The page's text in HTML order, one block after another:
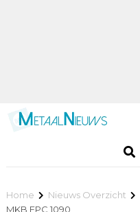
Home Nieuws Overzicht
MKB FPC 1090